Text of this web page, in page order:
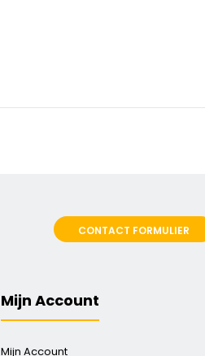
CONTACT FORMULIER
Mijn Account
Mijn Account